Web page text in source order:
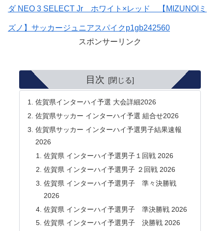
ダ NEO 3 SELECT Jr ホワイト×レッド 【MIZUNO|ミ
ズノ】サッカージュニアスパイクp1gb242560
スポンサーリンク
目次
佐賀県インターハイ予選 大会詳細2026
佐賀県サッカー インターハイ予選 組合せ2026
佐賀県サッカー インターハイ予選男子結果速報
2026
佐賀県 インターハイ予選男子１回戦 2026
佐賀県 インターハイ予選男子 ２回戦 2026
佐賀県 インターハイ予選男子 準々決勝戦
2026
佐賀県 インターハイ予選男子 準決勝戦 2026
佐賀県 インターハイ予選男子 決勝戦 2026